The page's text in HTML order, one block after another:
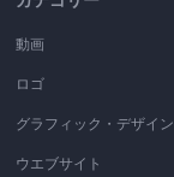
動画
ロゴ
グラフィック・デザイン
ウエブサイト